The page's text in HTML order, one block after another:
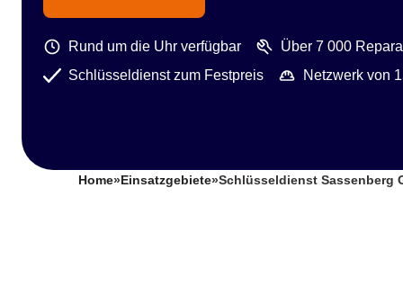
Rund um die Uhr verfügbar
Über 7 000
Schlüsseldienst zum Festpreis
Netzwerk von
Home» Einsatzgebiete»Schlüsseldienst Sassenberg